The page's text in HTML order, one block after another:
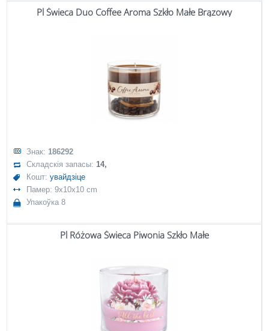
Pl Świeca Duo Coffee Aroma Szkło Małe Brązowy
Знак: 186292
Складскія запасы:14,
Кошт:увайдзіце
Памер: 9x10x10 cm
Упакоўка 8
Pl Różowa Świeca Piwonia Szkło Małe